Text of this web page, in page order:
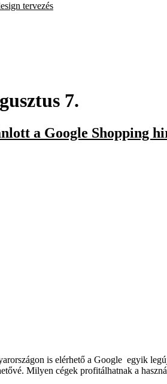
tervezés
7.
a Google Shopping
is elérhető a Google egyik
Milyen cégek profitálhatnak a